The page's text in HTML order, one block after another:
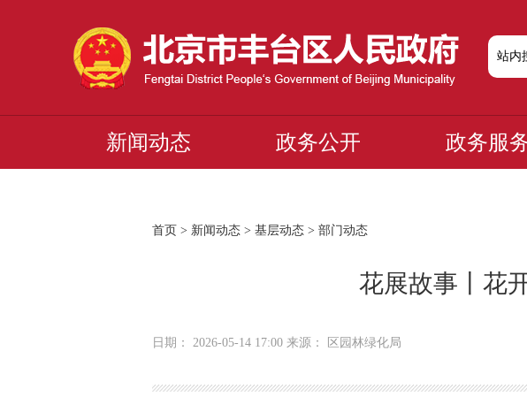
新闻动态 政务公开 政务服
首页 > 新闻动态 > 基层动态 > 部门动态
花展故事丨花
日期： 2026-05-14 17:00 来源： 区园林绿化局